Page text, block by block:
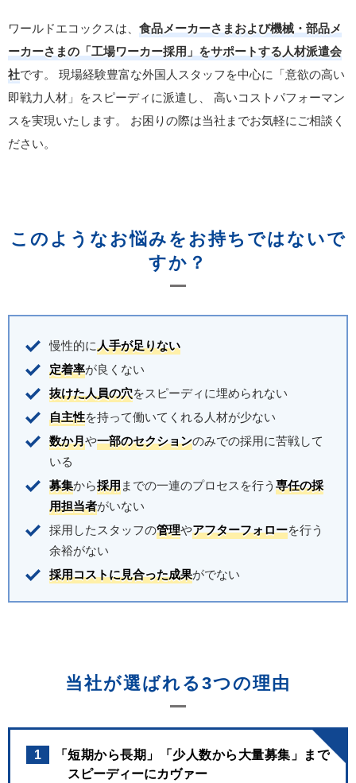
ワールドエコックスは、 食品メーカーさまおよび機械・部品メ
ーカーさまの「工場ワーカー採用」をサポートする人材派遣会
社です。
現場経験豊富な外国人スタッフを中心に「意欲の高い
即戦力人材」をスピーディに派遣し、
高いコストパフォーマン
スを実現いたします。
お困りの際は当社までお気軽にご相談く
ださい。
このようなお悩みをお持ちではないで
すか？
慢性的に人手が足りない
定着率が良くない
抜けた人員の穴をスピーディに埋められない
自主性を持って働いてくれる人材が少ない
数か月や一部のセクションのみでの採用に苦戦して
いる
募集から採用までの一連のプロセスを行う 専任の採
用担当者がいない
採用したスタッフの管理やアフターフォローを行う
余裕がない
採用コストに見合った成果がでない
当社が選ばれる3つの理由
1
「短期から長期」「少人数から大量募集」まで
スピーディーにカヴァー